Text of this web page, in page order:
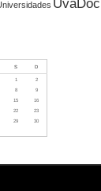
UvaDoc
S D
1
2
8
9
15
16
22
23
29
30